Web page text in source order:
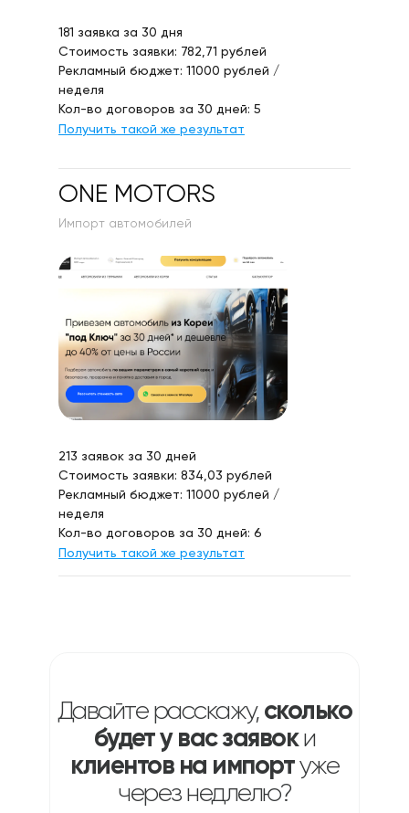
181 заявка за 30 дня
Стоимость заявки: 782,71 рублей
Рекламный бюджет: 11000 рублей /
неделя
Кол-во договоров за 30 дней: 5
Получить такой же результат
ONE MOTORS
Импорт автомобилей
213 заявок за 30 дней
Стоимость заявки: 834,03 рублей
Рекламный бюджет: 11000 рублей /
неделя
Кол-во договоров за 30 дней: 6
Получить такой же результат
Давайте расскажу, сколько
будет у вас заявоки
клиентов на импортуже
через недлелю?